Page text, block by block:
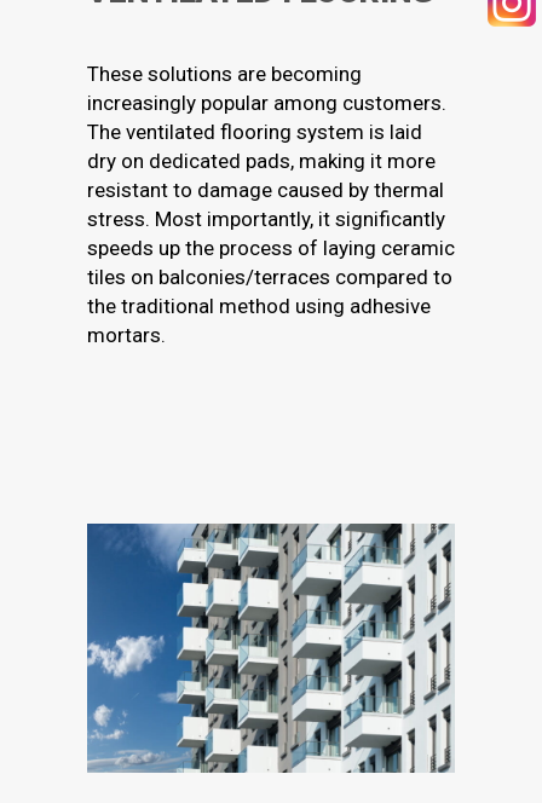
SEARCH
These solutions are becoming
increasingly popular among customers.
The ventilated flooring system is laid
dry on dedicated pads, making it more
resistant to damage caused by thermal
stress. Most importantly, it significantly
speeds up the process of laying ceramic
tiles on balconies/terraces compared to
the traditional method using adhesive
mortars.